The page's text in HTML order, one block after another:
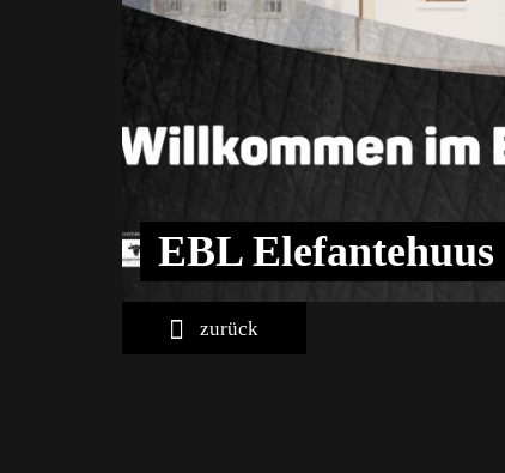
EBL Elefantehuus
zurück